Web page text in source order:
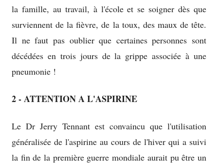
la famille, au travail, à l'école et se soigner dès que
surviennent de la fièvre, de la toux, des maux de tête.
Il ne faut pas oublier que certaines personnes sont
décédées en trois jours de la grippe associée à une
pneumonie !
2 - ATTENTION A L'ASPIRINE
Le Dr Jerry Tennant est convaincu que l'utilisation
généralisée de l'aspirine au cours de l'hiver qui a suivi
la fin de la première guerre mondiale aurait pu être un